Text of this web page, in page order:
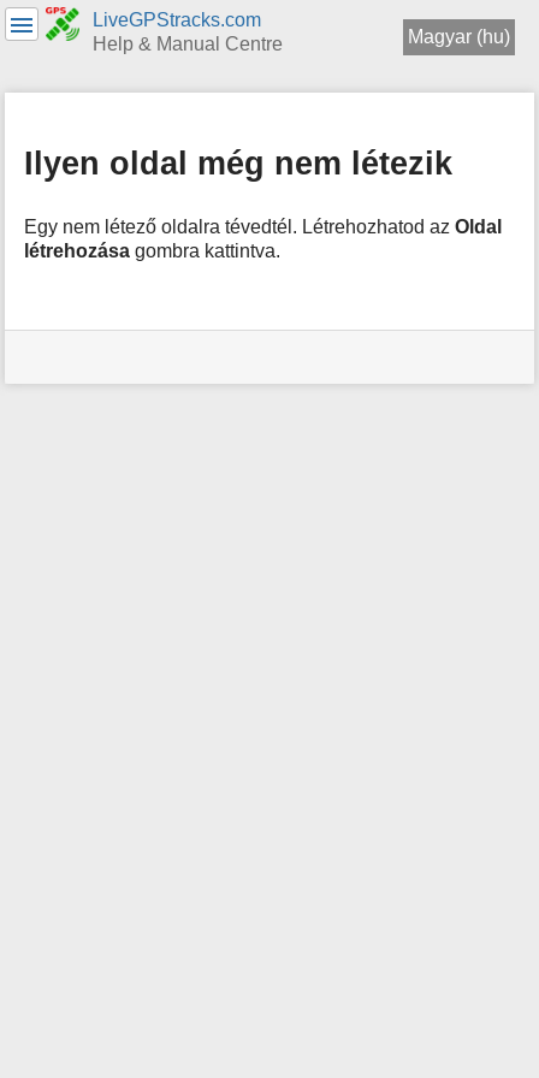
LiveGPStracks.com
Help & Manual Centre
Magyar (hu)
Ilyen oldal még nem létezik
Egy nem létező oldalra tévedtél. Létrehozhatod azOldal
létrehozása gombra kattintva.